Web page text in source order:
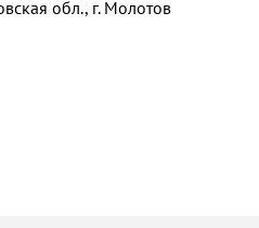
обл., г. Молотов